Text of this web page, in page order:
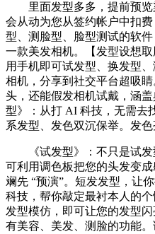
里面发型多多，提前预览
会从动为您从签约帐户中扣
型、测脸型、脸型测试的软
一款美发相机。【发型设想
用手机即可试发型、换发型
相机，分享到社交平台超吸
头，还能假发相机试戴，涵
型》：从打 AI 科技，无需去
系发型、发色双沉保举。发色
《试发型》：不只是试发
可利用调色板把您的头发变
斓先 “预演”。短发发型，让
科技，帮你敲定最衬本人的
发型模仿，即可让您的发型
有美容、美发、测脸的功能